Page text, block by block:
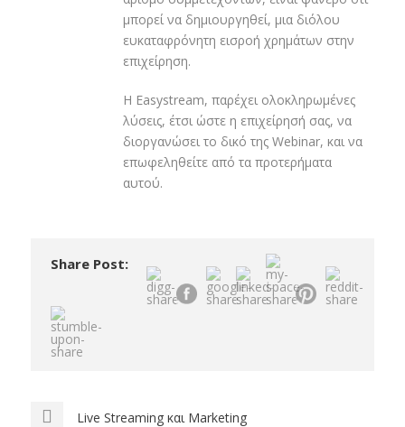
μπορεί να δημιουργηθεί, μια διόλου
ευκαταφρόνητη εισροή χρημάτων στην
επιχείρηση.
H Easystream, παρέχει ολοκληρωμένες
λύσεις, έτσι ώστε η επιχείρησή σας, να
διοργανώσει το δικό της Webinar, και να
επωφεληθείτε από τα προτερήματα
αυτού.
Share Post:
Live Streaming και Marketing